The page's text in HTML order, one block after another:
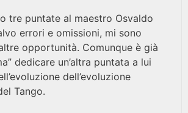
tre puntate al maestro Osvaldo
errori e omissioni, mi sono
opportunità. Comunque è già
dedicare un’altra puntata a lui
dell’evoluzione
Tango.